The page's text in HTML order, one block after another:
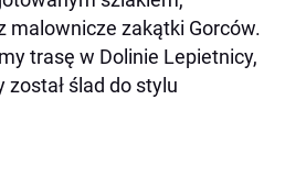
malownicze zakątki Gorców.
trasę w Dolinie Lepietnicy,
ślad do stylu